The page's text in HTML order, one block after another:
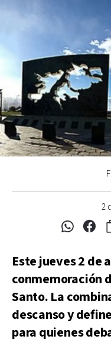
2
Este jueves 2 de
conmemoración
Santo. La
descanso y
para quienes